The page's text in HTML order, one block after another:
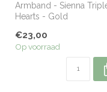
Armband - Sienna
Hearts - Gold
€23,00
Op voorraad